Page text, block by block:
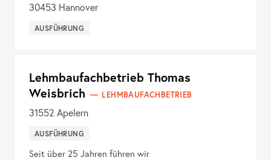
30453 Hannover
AUSFÜHRUNG
Lehmbaufachbetrieb Thomas
Weisbrich
LEHMBAUFACHBETRIEB
31552 Apelern
AUSFÜHRUNG
Seit über 25 Jahren führen wir